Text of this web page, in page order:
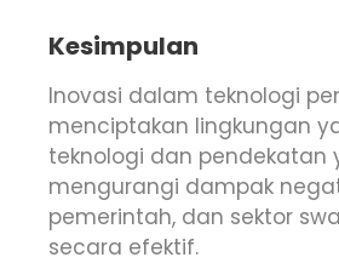
Kesimpulan
Inovasi dalam teknologi
menciptakan lingkungan
teknologi dan pendekatan
mengurangi dampak
pemerintah, dan sektor
secara efektif.